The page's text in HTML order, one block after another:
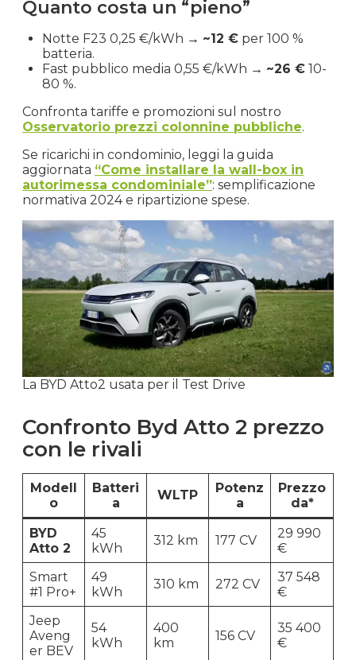
Quanto costa un “pieno”
Notte F23 0,25 €/kWh → ~12 € per 100 %
batteria.
Fast pubblico media 0,55 €/kWh → ~26 € 10-
80 %.
Confronta tariffe e promozioni sul nostro
Osservatorio prezzi colonnine pubbliche.
Se ricarichi in condominio, leggi la guida
aggiornata “Come installare la wall-box in
autorimessa condominiale”: semplificazione
normativa 2024 e ripartizione spese.
La BYD Atto2 usata per il Test Drive
Confronto Byd Atto 2 prezzo
con le rivali
Modell
o
Batteri
a
WLTP
Potenz
a
Prezzo
da*
BYD
Atto 2
45
kWh
312 km 177 CV
29 990
€
Smart
#1 Pro+
49
kWh
310 km 272 CV
37 548
€
Jeep
Aveng
er BEV
54
kWh
400
km
156 CV
35 400
€